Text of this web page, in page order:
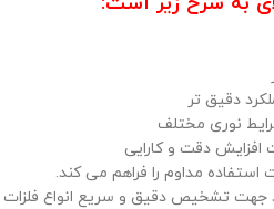
دقیق تر
نوری مختلف
دقت و کارایی
جهت تشخیص دقیق و سریع انواع فلزات